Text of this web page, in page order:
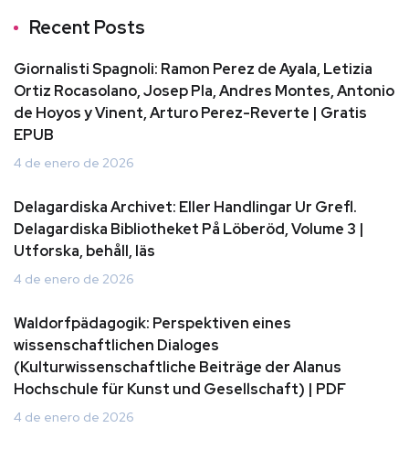
Recent Posts
Giornalisti Spagnoli: Ramon Perez de Ayala, Letizia
Ortiz Rocasolano, Josep Pla, Andres Montes, Antonio
de Hoyos y Vinent, Arturo Perez-Reverte | Gratis
EPUB
4 de enero de 2026
Delagardiska Archivet: Eller Handlingar Ur Grefl.
Delagardiska Bibliotheket På Löberöd, Volume 3 |
Utforska, behåll, läs
4 de enero de 2026
Waldorfpädagogik: Perspektiven eines
wissenschaftlichen Dialoges
(Kulturwissenschaftliche Beiträge der Alanus
Hochschule für Kunst und Gesellschaft) | PDF
4 de enero de 2026